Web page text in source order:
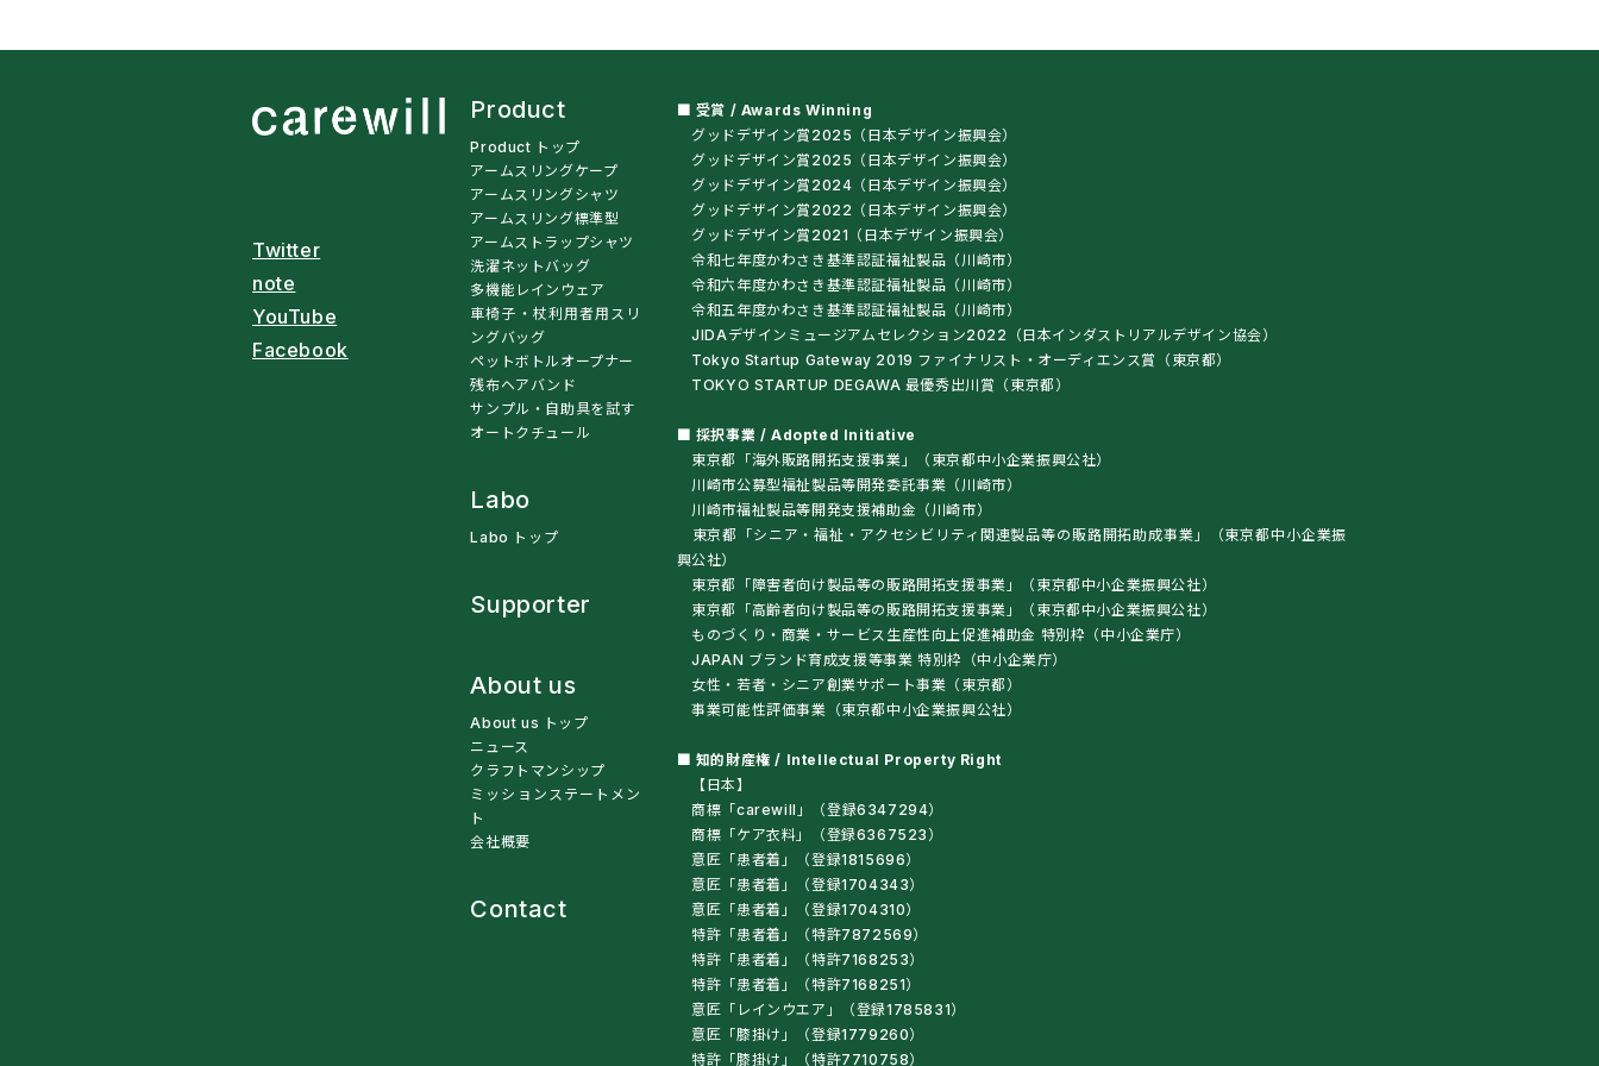
Product
Product トップ
アームスリングケープ
アームスリングシャツ
アームスリング標準型
アームストラップシャツ
洗濯ネットバッグ
多機能レインウェア
車椅子・杖利用者用スリ
ングバッグ
ペットボトルオープナー
残布ヘアバンド
サンプル・自助具を試す
オートクチュール
Labo
Labo トップ
Supporter
About us
About us トップ
ニュース
クラフトマンシップ
ミッションステートメン
ト
会社概要
Contact
■ 受賞 / Awards Winning
グッドデザイン賞2025（日本デザイン振興会）
グッドデザイン賞2025（日本デザイン振興会）
グッドデザイン賞2024（日本デザイン振興会）
グッドデザイン賞2022（日本デザイン振興会）
グッドデザイン賞2021（日本デザイン振興会）
令和七年度かわさき基準認証福祉製品（川崎市）
令和六年度かわさき基準認証福祉製品（川崎市）
令和五年度かわさき基準認証福祉製品（川崎市）
JIDAデザインミュージアムセレクション2022（日本インダストリアルデザイン協会）
Tokyo Startup Gateway 2019 ファイナリスト・オーディエンス賞（東京都）
TOKYO STARTUP DEGAWA 最優秀出川賞（東京都）
■ 採択事業 / Adopted Initiative
東京都「海外販路開拓支援事業」（東京都中小企業振興公社）
川崎市公募型福祉製品等開発委託事業（川崎市）
川崎市福祉製品等開発支援補助金（川崎市）
東京都「シニア・福祉・アクセシビリティ関連製品等の販路開拓助成事業」（東京都中小企業振
興公社）
東京都「障害者向け製品等の販路開拓支援事業」（東京都中小企業振興公社）
東京都「高齢者向け製品等の販路開拓支援事業」（東京都中小企業振興公社）
ものづくり・商業・サービス生産性向上促進補助金 特別枠（中小企業庁）
JAPAN ブランド育成支援等事業 特別枠（中小企業庁）
女性・若者・シニア創業サポート事業（東京都）
事業可能性評価事業（東京都中小企業振興公社）
■ 知的財産権 / Intellectual Property Right
【日本】
商標「carewill」（登録6347294）
商標「ケア衣料」（登録6367523）
意匠「患者着」（登録1815696）
意匠「患者着」（登録1704343）
意匠「患者着」（登録1704310）
特許「患者着」（特許7872569）
特許「患者着」（特許7168253）
特許「患者着」（特許7168251）
意匠「レインウエア」（登録1785831）
意匠「膝掛け」（登録1779260）
特許「膝掛け」（特許7710758）
Twitter
note
YouTube
Facebook